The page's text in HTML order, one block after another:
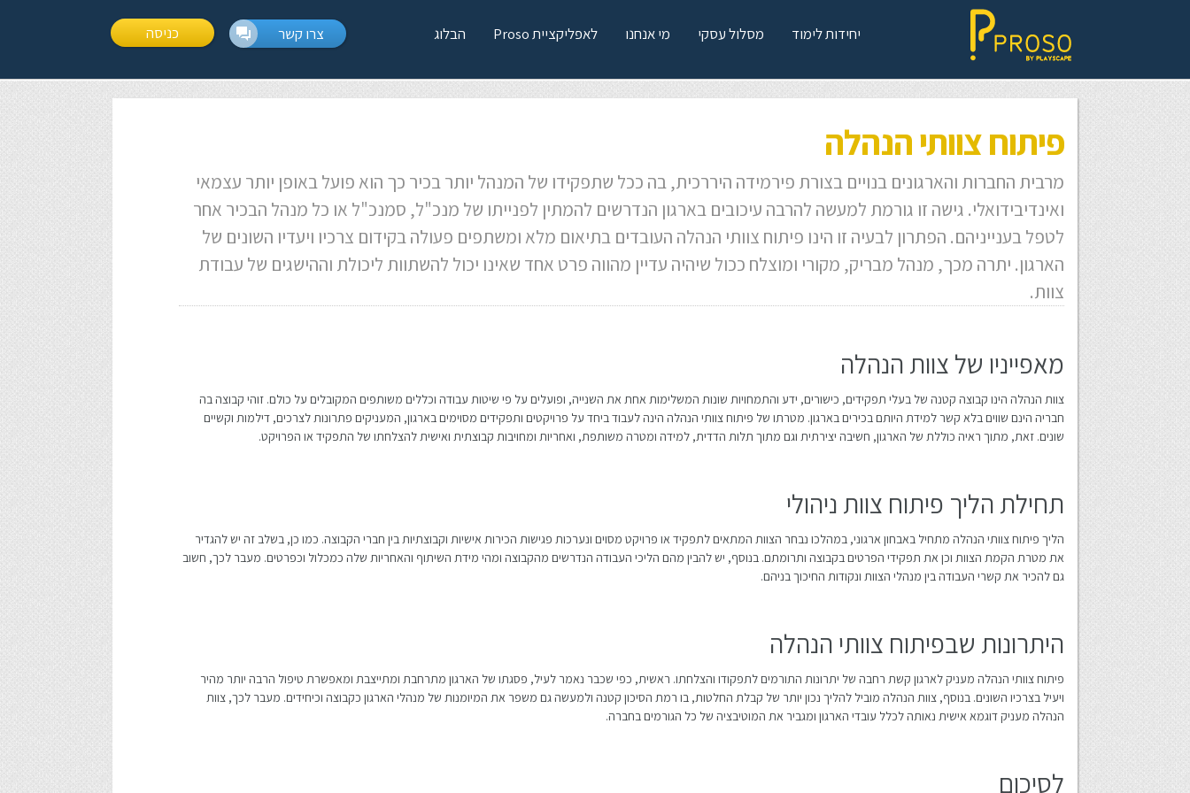
כניסה צרו קשר יחידות לימוד מסלול עסקי מי אנחנו לאפליקציית Proso הבלוג
פיתוח צוותי הנהלה
מרבית החברות והארגונים בנויים בצורת פירמידה היררכית, בה ככל שתפקידו של המנהל יותר בכיר כך הוא פועל באופן יותר עצמאי
ואינדיבידואלי. גישה זו גורמת למעשה להרבה עיכובים בארגון הנדרשים להמתין לפנייתו של מנכ"ל, סמנכ"ל או כל מנהל הבכיר אחר
לטפל בענייניהם. הפתרון לבעיה זו הינו פיתוח צוותי הנהלה העובדים בתיאום מלא ומשתפים פעולה בקידום צרכיו ויעדיו השונים של
הארגון. יתרה מכך, מנהל מבריק, מקורי ומוצלח ככול שיהיה עדיין מהווה פרט אחד שאינו יכול להשתוות ליכולת וההישגים של עבודת
צוות.
מאפייניו של צוות הנהלה
צוות הנהלה הינו קבוצה קטנה של בעלי תפקידים, כישורים, ידע והתמחויות שונות המשלימות אחת את השנייה, ופועלים על פי שיטות עבודה וכללים משותפים המקובלים על כולם. זוהי קבוצה בה
חבריה הינם שווים בלא קשר למידת היותם בכירים בארגון. מטרתו של פיתוח צוותי הנהלה הינה לעבוד ביחד על פרויקטים ותפקידים מסוימים בארגון, המעניקים פתרונות לצרכים, דילמות וקשיים
שונים. זאת, מתוך ראיה כוללת של הארגון, חשיבה יצירתית וגם מתוך תלות הדדית, למידה ומטרה משותפת, ואחריות ומחויבות קבוצתית ואישית להצלחתו של התפקיד או הפרויקט.
תחילת הליך פיתוח צוות ניהולי
הליך פיתוח צוותי הנהלה מתחיל באבחון ארגוני, במהלכו נבחר הצוות המתאים לתפקיד או פרויקט מסוים ונערכות פגישות הכירות אישיות וקבוצתיות בין חברי הקבוצה. כמו כן, בשלב זה יש להגדיר
את מטרת הקמת הצוות וכן את תפקידי הפרטים בקבוצה ותרומתם. בנוסף, יש להבין מהם הליכי העבודה הנדרשים מהקבוצה ומהי מידת השיתוף והאחריות שלה כמכלול וכפרטים. מעבר לכך, חשוב
גם להכיר את קשרי העבודה בין מנהלי הצוות ונקודות החיכוך בניהם.
היתרונות שבפיתוח צוותי הנהלה
פיתוח צוותי הנהלה מעניק לארגון קשת רחבה של יתרונות התורמים לתפקודו והצלחתו. ראשית, כפי שכבר נאמר לעיל, פסגתו של הארגון מתרחבת ומתייצבת ומאפשרת טיפול הרבה יותר מהיר
ויעיל בצרכיו השונים. בנוסף, צוות הנהלה מוביל להליך נכון יותר של קבלת החלטות, בו רמת הסיכון קטנה ולמעשה גם משפר את המיומנות של מנהלי הארגון כקבוצה וכיחידים. מעבר לכך, צוות
הנהלה מעניק דוגמא אישית נאותה לכלל עובדי הארגון ומגביר את המוטיבציה של כל הגורמים בחברה.
לסיכום